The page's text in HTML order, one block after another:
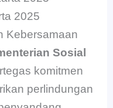
2025
Kebersamaan
Sosial
komitmen
perlindungan